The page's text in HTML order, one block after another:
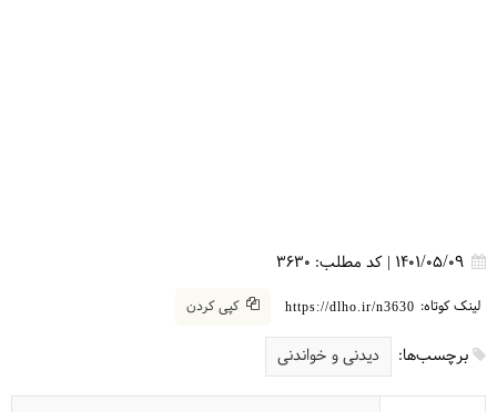
1401/05/09
| کد مطلب: 3630
لینک کوتاه: https://dlho.ir/n3630 کپی کردن
برچسب‌ها: دیدنی و خواندنی